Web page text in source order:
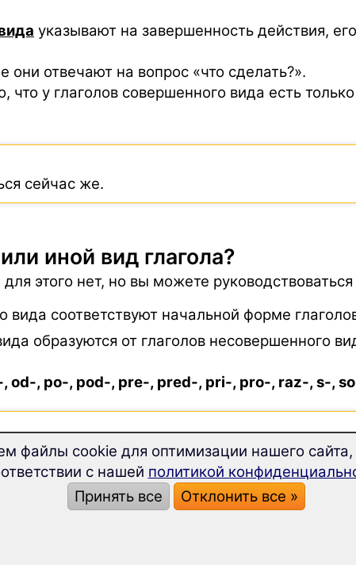
указывают на завершенность действия,
отвечают на вопрос «что сделать?».
что у глаголов совершенного вида есть
сейчас же.
иной вид глагола?
этого нет, но вы можете
вида соответствуют начальной форме
образуются от глаголов несовершенного
od-, po-, pod-, pre-, pred-, pri-, pro-, raz-, s-,
файлы cookie для оптимизации нашего
с нашей политикой
Принять все
Отклонить все »